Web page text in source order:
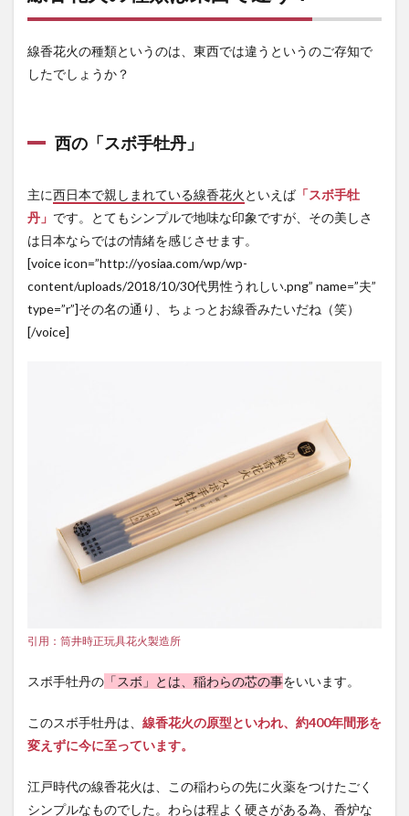
線香花火の種類というのは、東西では違うというのご存知で
したでしょうか？
西の「スボ手牡丹」
主に西日本で親しまれている線香花火 といえば「スボ手牡
丹」 です。とてもシンプルで地味な印象ですが、その美しさ
は日本ならではの情緒を感じさせます。
[voice icon=”http://yosiaa.com/wp/wp-
content/uploads/2018/10/30代男性うれしい.png” name=”夫”
type=”r”]その名の通り、ちょっとお線香みたいだね（笑）
[/voice]
引用：筒井時正玩具花火製造所
スボ手牡丹の 「スボ」とは、稲わらの芯の事をいいます。
このスボ手牡丹は、 線香花火の原型といわれ、約400年間形を
変えずに今に至っています。
江戸時代の線香花火は、この稲わらの先に火薬をつけたごく
シンプルなものでした。わらは程よく硬さがある為、香炉な